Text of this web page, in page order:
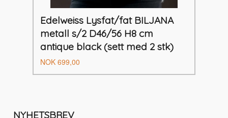
Edelweiss Lysfat/fat BILJANA
metall s/2 D46/56 H8 cm
antique black (sett med 2 stk)
Tilbud
NOK 699,00Rabatt
NYHETSBREV